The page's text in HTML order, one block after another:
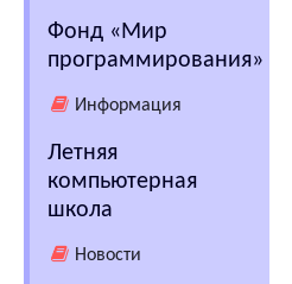
Фонд «Мир
программирования»
Информация
Летняя
компьютерная
школа
Новости